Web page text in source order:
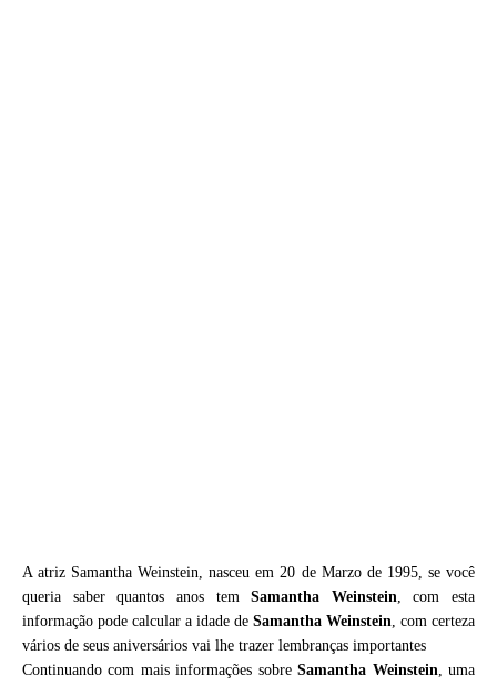
A atriz Samantha Weinstein, nasceu em 20 de Marzo de 1995, se você
queria saber quantos anos temSamantha Weinstein, com esta
informação pode calcular a idade de Samantha Weinstein, com certeza
vários de seus aniversários vai lhe trazer lembranças importantes
Continuando com mais informações sobreSamantha Weinstein, uma